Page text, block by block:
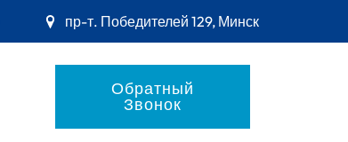
пр-т. Победителей 129, Минск
Обратный
Звонок